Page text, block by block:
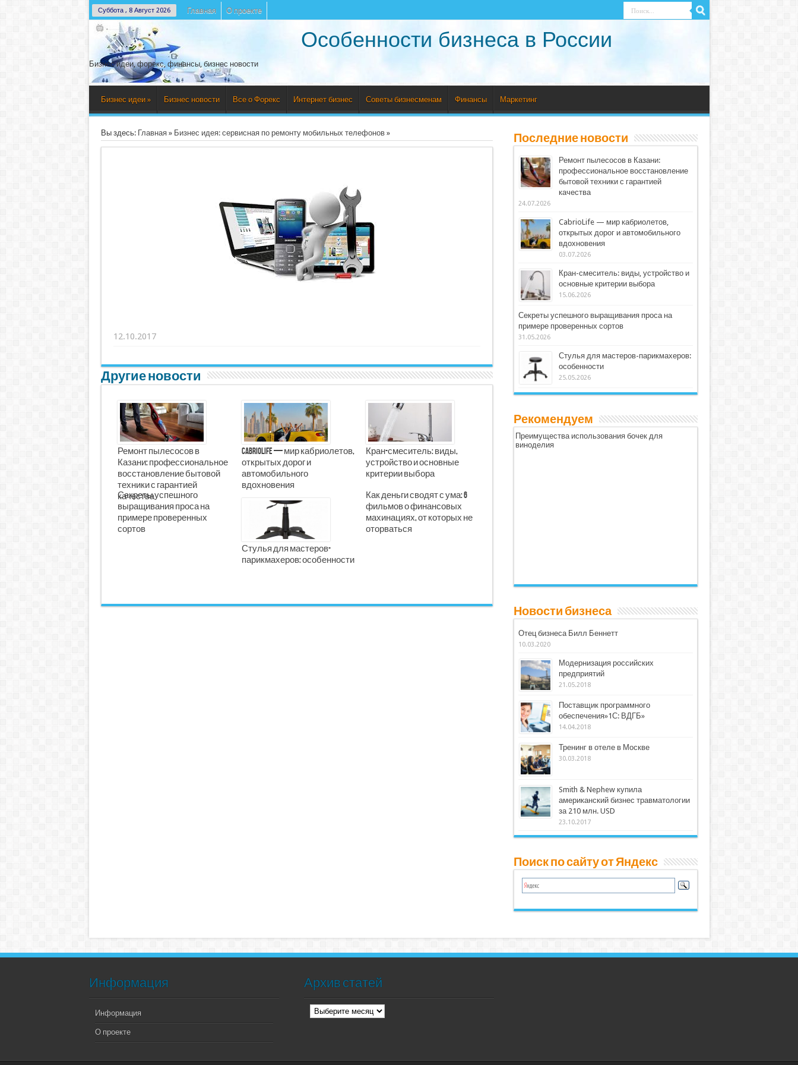
Суббота , 8 Август 2026 Главная О проекте
Особенности бизнеса в России
Бизнес идеи, форекс, финансы, бизнес новости
Бизнес идеи » Бизнес новости Все о Форекс Интернет бизнес Советы бизнесменам Финансы Маркетинг
Вы здесь: Главная» Бизнес идея: сервисная по ремонту мобильных телефонов»
12.10.2017
Другие новости
Ремонт пылесосов в
Казани: профессиональное
восстановление бытовой
техники с гарантией
качества
CabrioLife — мир кабриолетов,
открытых дорог и
автомобильного
вдохновения
Кран-смеситель: виды,
устройство и основные
критерии выбора
Секреты успешного
выращивания проса на
примере проверенных
сортов
Стулья для мастеров-
парикмахеров: особенности
Как деньги сводят с ума: 6
фильмов о финансовых
махинациях, от которых не
оторваться
Последние новости
Ремонт пылесосов в Казани:
профессиональное восстановление
бытовой техники с гарантией
качества
24.07.2026
CabrioLife — мир кабриолетов,
открытых дорог и автомобильного
вдохновения
03.07.2026
Кран-смеситель: виды, устройство и
основные критерии выбора
15.06.2026
Секреты успешного выращивания проса на
примере проверенных сортов
31.05.2026
Стулья для мастеров-парикмахеров:
особенности
25.05.2026
Рекомендуем
Преимущества использования бочек для
виноделия
Новости бизнеса
Отец бизнеса Билл Беннетт
10.03.2020
Модернизация российских
предприятий
21.05.2018
Поставщик программного
обеспечения»1С: ВДГБ»
14.04.2018
Тренинг в отеле в Москве
30.03.2018
Smith & Nephew купила
американский бизнес травматологии
за 210 млн. USD
23.10.2017
Поиск по сайту от Яндекс
Информация
Информация
О проекте
Архив статей
Архив
статей